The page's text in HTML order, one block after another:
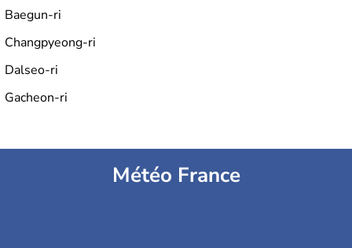
Baegun-ri
Changpyeong-ri
Dalseo-ri
Gacheon-ri
Météo France